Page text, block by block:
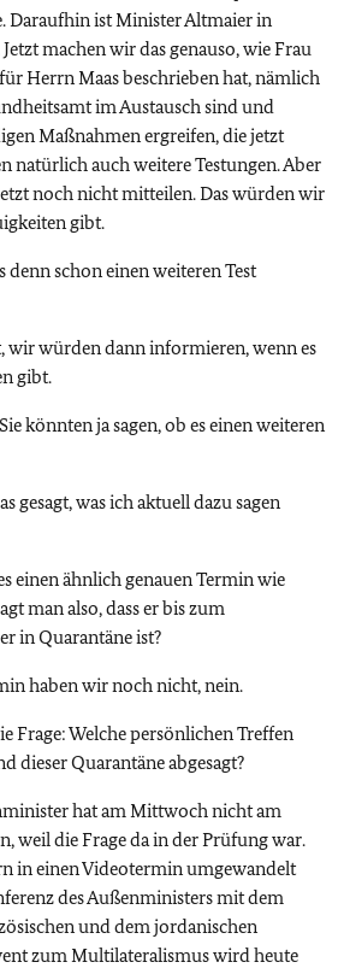
Daraufhin ist Minister Altmaier in
machen wir das genauso, wie Frau
Herrn Maas beschrieben hat, nämlich
im Austausch sind und
Maßnahmen ergreifen, die jetzt
natürlich auch weitere Testungen. Aber
noch nicht mitteilen. Das würden wir
gibt.
denn schon einen weiteren Test
wir würden dann informieren, wenn es
gibt.
könnten ja sagen, ob es einen weiteren
gesagt, was ich aktuell dazu sagen
einen ähnlich genauen Termin wie
man also, dass er bis zum
in Quarantäne ist?
haben wir noch nicht, nein.
Frage: Welche persönlichen Treffen
dieser Quarantäne abgesagt?
hat am Mittwoch nicht am
weil die Frage da in der Prüfung war.
in einen Videotermin umgewandelt
des Außenministers mit dem
und dem jordanischen
zum Multilateralismus wird heute